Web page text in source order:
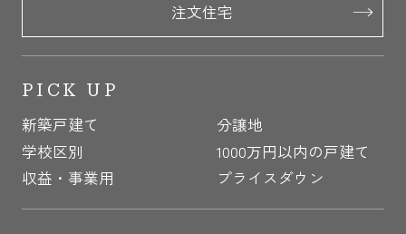
注文住宅
PICK UP
新築戸建て
分譲地
学校区別
1000万円以内の戸建て
収益・事業用
プライスダウン